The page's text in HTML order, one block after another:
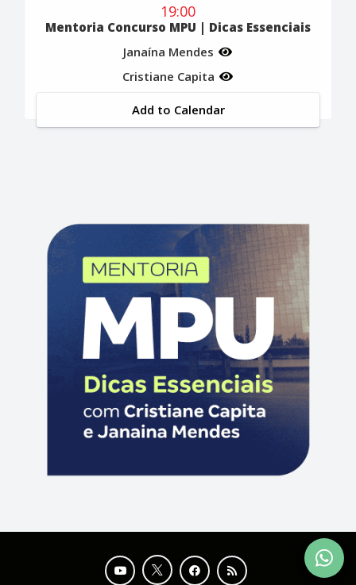
19:00
Mentoria Concurso MPU | Dicas Essenciais
Janaína Mendes
Cristiane Capita
Add to Calendar